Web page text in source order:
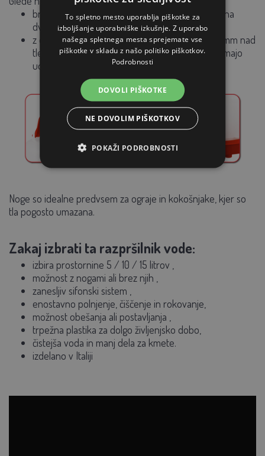
brez nog– primerno za obešanje ali postavitev na
dvignjeno mesto,
z dodatnimi nogami– napajalnik je dvignjen
65 mm nad
tlemi
, voda postane manj onesnažena in živali imajo
udobnejši dostop do nje.
Noge so idealne predvsem za ograje in kokošnjake, kjer so
tla pogosto umazana.
Zakaj izbrati ta razpršilnik vode:
izbira prostornine 5 / 10 / 15 litrov
možnostz nogami ali brez njih
zanesljiv sifonski sistem
enostavno polnjenje, čiščenje in rokovanje,
možnost obešanja ali postavljanja
trpežna plastika za dolgo življenjsko dobo,
čistejša voda in manj dela za kmete.
izdelano v Italiji
To spletno mesto uporablja piškotke za
izboljšanje uporabniške izkušnje. Z uporabo
našega spletnega mesta sprejemate vse
piškotke v skladu z našo politiko piškotkov.
Podrobnosti
DOVOLI PIŠKOTKE
NE DOVOLIM PIŠKOTKOV
POKAŽI PODROBNOSTI